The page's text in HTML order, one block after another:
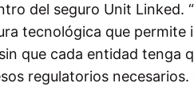
del seguro Unit Linked.
tecnológica que permite
que cada entidad tenga
regulatorios necesarios.